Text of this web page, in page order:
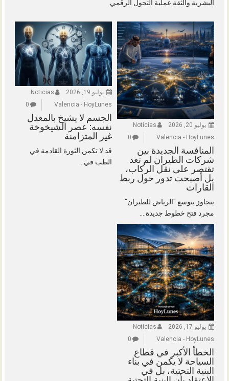
البشرية والثقة عملية التحول الرقمي.
يوليو 20, 2026
Noticias
Valencia - HoyLunes
0
المنافسة الجديدة بين
شركات الطيران لم تعد
تقتصر على نقل الركاب،
بل أصبحت تدور حول ربط
القارات
يتجاوز يتوسع "الرياض للطيران"
مجرد فتح خطوط جديدة....
يوليو 19, 2026
Noticias
Valencia - HoyLunes
0
الجسم لا يشيخ بالمعدل
نفسه: عصر الشيخوخة
غير المتزامنة
قد لا تكمن الثورة القادمة في
الطب في...
يوليو 17, 2026
Noticias
Valencia - HoyLunes
0
الخطأ الأكبر في قطاع
السياحة لا يكمن في بناء
البنية التحتية، بل في